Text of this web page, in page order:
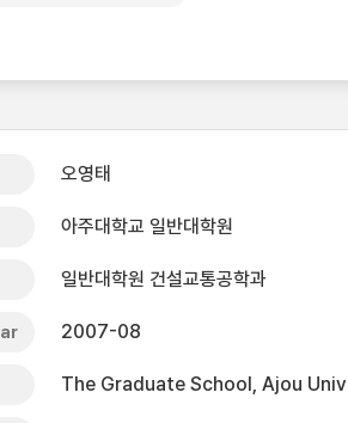
오영태
아주대학교 일반대학원
일반대학원 건설교통공학과
2007-08
The Graduate School, Ajou